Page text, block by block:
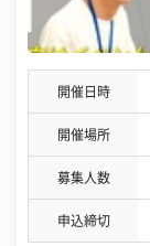
開催日時
開催場所
募集人数
申込締切